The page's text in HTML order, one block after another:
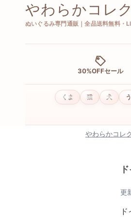
やわらかコレ
ぬいぐるみ専門通販｜全品送料無料・
30%OFFセール
くま 猫 犬
やわらかコレ
更